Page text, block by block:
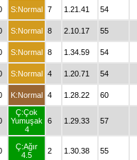
S:Normal 7 1.21.41 54
S:Normal 8 2.10.17 55
S:Normal 8 1.34.59 54
S:Normal 4 1.20.71 54
K:Normal 4 1.28.22 60
Ç:Çok
Yumuşak
4
6 1.29.33 57
Ç:Ağır
4.5
2 1.30.38 55